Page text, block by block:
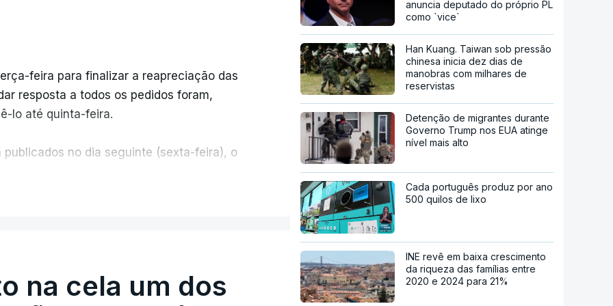
feira para finalizar a reapreciação das
resposta a todos os pedidos foram,
lo até quinta-feira.
no dia seguinte (sexta-feira), o
dias, apercebamo-nos que ainda estão a
na cela um dos
anuncia deputado do próprio PL
como `vice`
Han Kuang. Taiwan sob pressão
chinesa inicia dez dias de
manobras com milhares de
reservistas
Detenção de migrantes durante
Governo Trump nos EUA atinge
nível mais alto
Cada português produz por ano
500 quilos de lixo
INE revê em baixa crescimento
da riqueza das famílias entre
2020 e 2024 para 21%